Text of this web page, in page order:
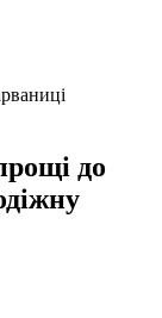
до